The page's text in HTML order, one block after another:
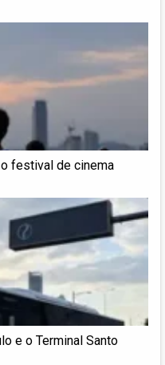
festival de cinema
e o Terminal Santo